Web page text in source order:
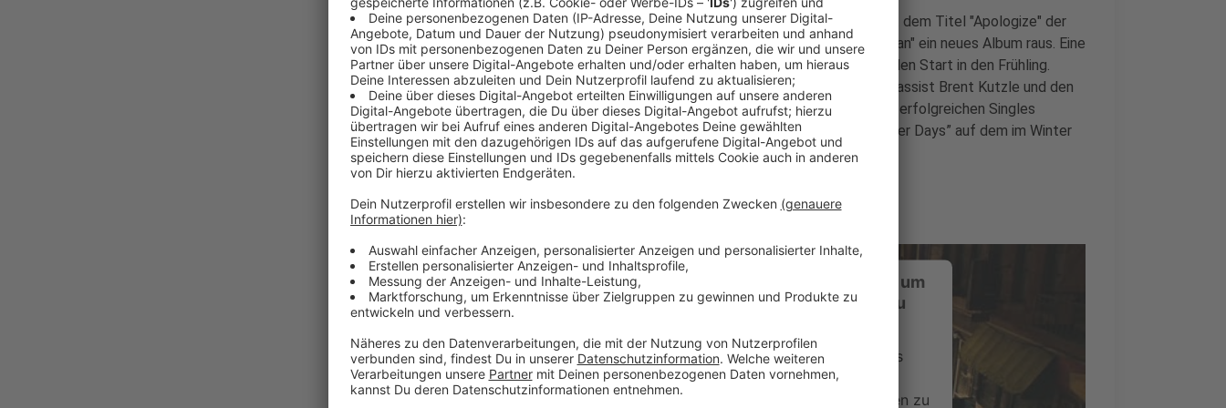
Die US-amerikanische Pop-Rock-Band aus Colorado, der 2007 mit dem Titel "Apologize" der
internationale Durchbruch gelang, bringt im Winter 2021 mit "Human" ein neues Album raus. Eine
ausgekoppelte Single davon ist "Run", ein guter Laune-Track, für den Start in den Frühling.
Produziert wurde der neue Track von Frontsänger Ryan Tedder, Bassist Brent Kutzle und den
Produzenten Tyler Spry und John Nathaniel. “Run“ wird neben den erfolgreichen Singles
“Rescue Me”, “Somebody To Love”, “Wanted”, “Didn’t I” und “Better Days” auf dem im Winter
erscheinenden Album “Human“ enthalten sein.
Wir benötigen Ihre Zustimmung, um
den YouTube Video-Service zu
Wir verwenden einen Service eines
Drittanbieters, um Videoinhalte
einzubetten. Dieser Service kann Daten zu